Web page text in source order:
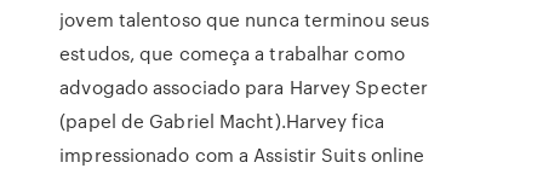
jovem talentoso que nunca terminou seus
estudos, que começa a trabalhar como
advogado associado para Harvey Specter
(papel de Gabriel Macht).Harvey fica
impressionado com a Assistir Suits online